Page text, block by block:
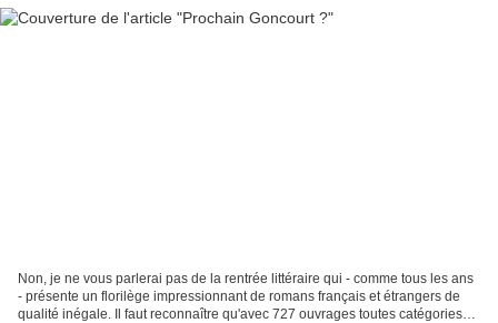
Non, je ne vous parlerai pas de la rentrée littéraire qui - comme tous les ans
- présente un florilège impressionnant de romans français et étrangers de
qualité inégale. Il faut reconnaître qu'avec 727 ouvrages toutes catégories